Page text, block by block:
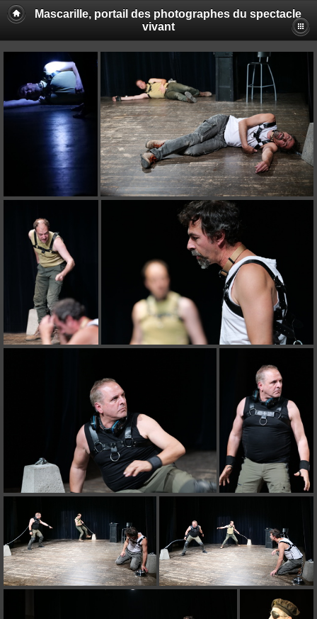
Mascarille, portail des photographes du spectacle
vivant